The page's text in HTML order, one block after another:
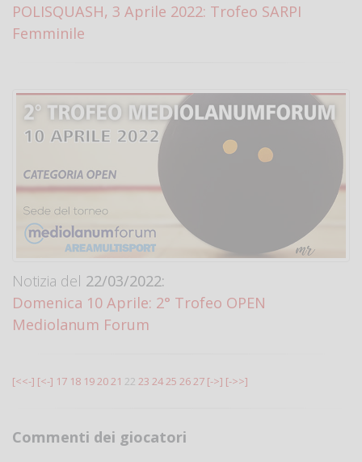
POLISQUASH, 3 Aprile 2022: Trofeo SARPI
Femminile
Notizia del 22/03/2022:
Domenica 10 Aprile: 2° Trofeo OPEN
Mediolanum Forum
[<<-] [<-] 17 18 192021 22 23 2425 2627 [->] [->>]
Commenti dei giocatori